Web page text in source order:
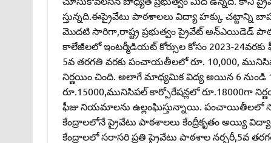
స్తున్నది.ఈప్రైవేటు పాఠశాలలు విద్యా హక్కు
మొదటి సారిగా,రాష్ట్ర ప్రభుత్వం ప్రైవేట్‌ అన్‌ఎయిడెడ్‌
కాలేజీలలో ఇంటర్మీడియట్‌ కోర్సుల కోసం 2023-24వరకు
5వ తరగతి వరకు పంచాయతీలలో రూ. 10,000,
నిర్ణయిం చింది. అలాగే మాధ్యమిక విద్య అయిన 6
రూ.15000,మునిసిపల్‌ కార్పోరేషన్లలో
ఫీజు నియమాలను ఉల్లంఘిస్తున్నాయి. పంచాయితీలలో
కేంద్రాలలోనే ప్రైవేటు పాఠశాలలు కేంద్రీకృతం అయ్యి
కేంద్రాలలో సరాసరి ప్రతి ప్రైవేటు పాఠశాల నర్సరీ,5వ